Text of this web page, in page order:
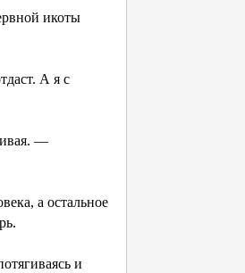
икоты
А я с
—
а остальное
и